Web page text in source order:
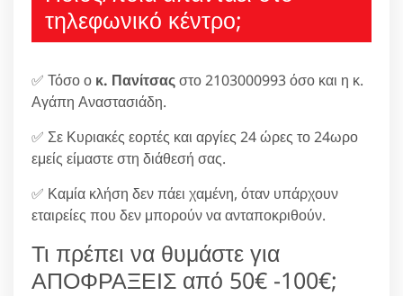
τηλεφωνικό κέντρο;
✅ Τόσο ο κ. Πανίτσαςστο 2103000993 όσο και η κ.
Αγάπη Αναστασιάδη.
✅ Σε Κυριακές εορτές και αργίες 24 ώρες το 24ωρο
εμείς είμαστε στη διάθεσή σας.
✅ Καμία κλήση δεν πάει χαμένη, όταν υπάρχουν
εταιρείες που δεν μπορούν να ανταποκριθούν.
Τι πρέπει να θυμάστε για
ΑΠΟΦΡΑΞΕΙΣ από 50€ -100€;